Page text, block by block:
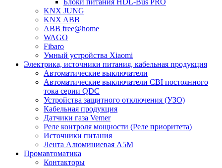
KNX JUNG
KNX ABB
ABB free@home
WAGO
Fibaro
Умный устройства Xiaomi
Электрика, источники питания, кабельная продукция
Автоматические выключатели
Автоматические выключатели CBI постоянного
тока серии QDC
Устройства защитного отключения (УЗО)
Кабельная продукция
Датчики газа Vemer
Реле контроля мощности (Реле приоритета)
Источники питания
Лента Алюминиевая А5М
Промавтоматика
Контакторы